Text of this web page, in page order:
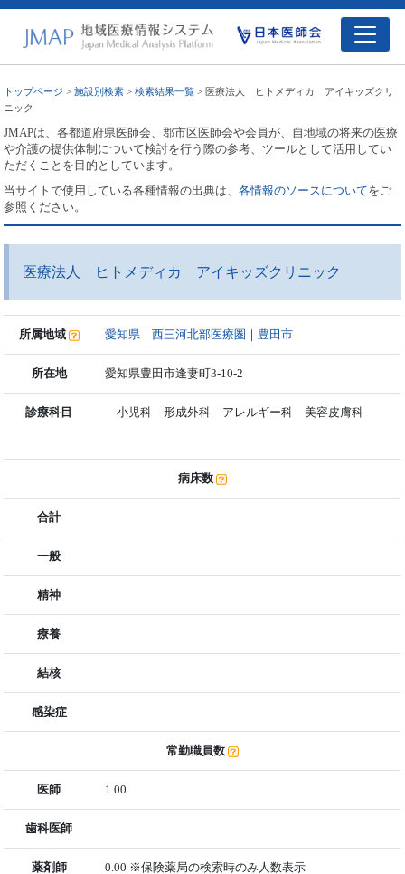
トップページ >施設別検索 >検索結果一覧 > 医療法人 ヒトメディカ アイキッズクリ
ニック
JMAPは、各都道府県医師会、郡市区医師会や会員が、自地域の将来の医療
や介護の提供体制について検討を行う際の参考、ツールとして活用してい
ただくことを目的としています。
当サイトで使用している各種情報の出典は、各情報のソースについてをご
参照ください。
医療法人 ヒトメディカ アイキッズクリニック
所属地域 愛知県 ｜西三河北部医療圏 ｜ 豊田市
所在地 愛知県豊田市逢妻町3-10-2
診療科目 小児科 形成外科 アレルギー科 美容皮膚科
病床数
合計
一般
精神
療養
結核
感染症
常勤職員数
医師 1.00
歯科医師
薬剤師 0.00 ※保険薬局の検索時のみ人数表示